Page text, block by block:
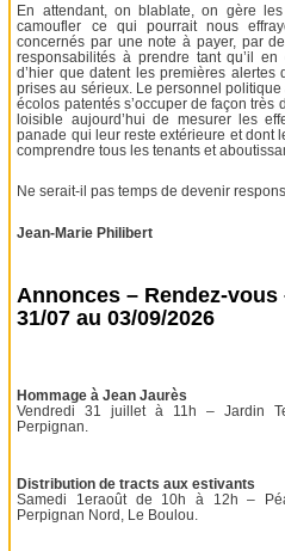
En attendant, on blablate, on gère
camoufler ce qui pourrait nous
concernés par une note à payer, par
responsabilités à prendre tant qu’il
d’hier que datent les premières alertes
prises au sérieux. Le personnel
écolos patentés s’occuper de façon très
loisible aujourd’hui de mesurer les
panade qui leur reste extérieure et dont
comprendre tous les tenants et
Ne serait-il pas temps de devenir
Jean-Marie Philibert
Annonces – Rendez-vous
31/07 au 03/09/2026
Hommage à Jean Jaurès
Vendredi 31 juillet à 11h – Jardin
Perpignan.
Distribution de tracts aux estivants
Samedi 1eraoût de 10h à 12h –
Perpignan Nord, Le Boulou.